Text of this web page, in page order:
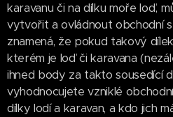
karavanu či na dílku moře loď,
vytvořit a ovládnout obchodní
znamená, že pokud takový
kterém je loď či karavana
ihned body za takto sousedící
vyhodnocujete vzniklé
dílky lodí a karavan, a kdo jich